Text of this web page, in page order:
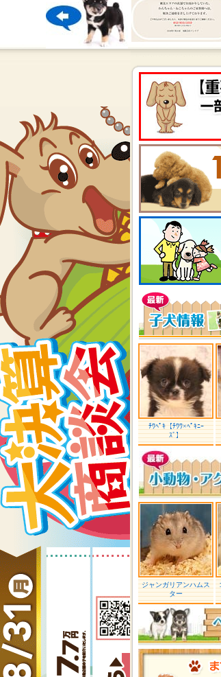
ﾁﾜﾍﾟｷ【ﾁﾜﾜ×ﾍﾟｷﾆｰ
ｽﾞ】
ジャンガリアンハムス
ター